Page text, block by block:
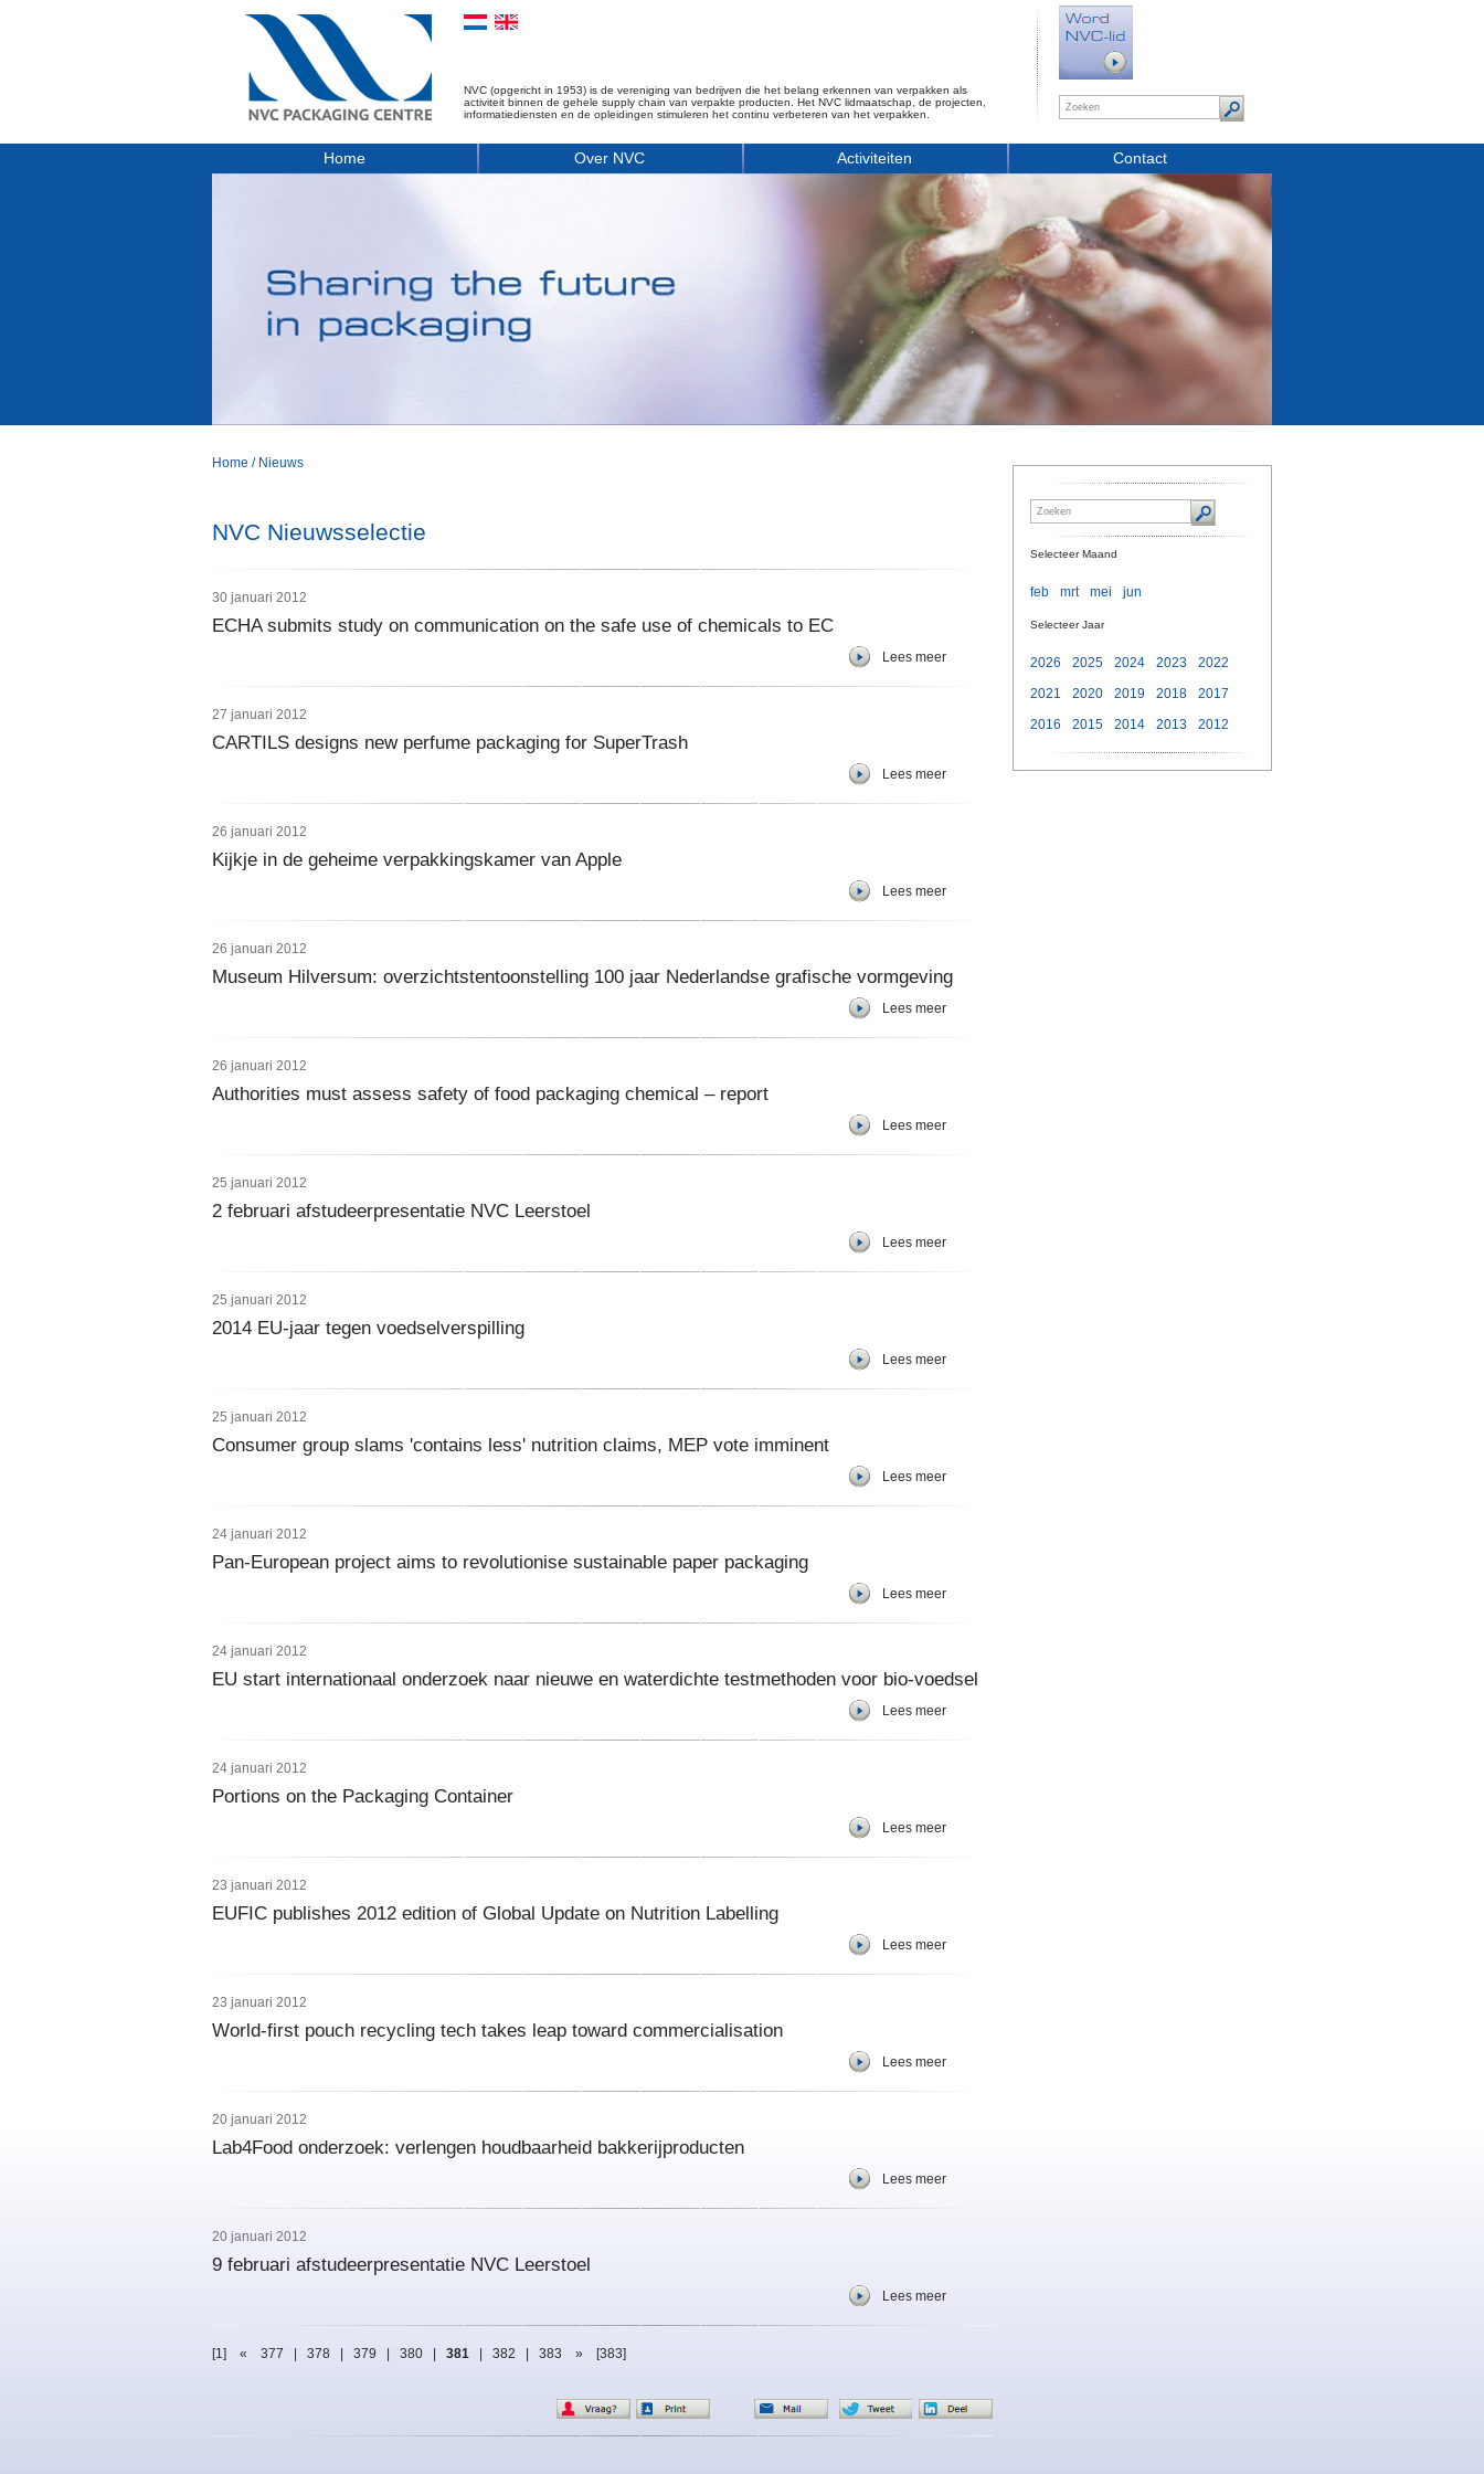
NVC (opgericht in 1953) is de vereniging van bedrijven die het belang erkennen van verpakken als
activiteit binnen de gehele supply chain van verpakte producten. Het NVC lidmaatschap, de projecten,
informatiediensten en de opleidingen stimuleren het continu verbeteren van het verpakken.
Home Over NVC Activiteiten Contact
Home / Nieuws
NVC Nieuwsselectie
30 januari 2012
ECHA submits study on communication on the safe use of chemicals to EC
Lees meer
27 januari 2012
CARTILS designs new perfume packaging for SuperTrash
Lees meer
26 januari 2012
Kijkje in de geheime verpakkingskamer van Apple
Lees meer
26 januari 2012
Museum Hilversum: overzichtstentoonstelling 100 jaar Nederlandse grafische vormgeving
Lees meer
26 januari 2012
Authorities must assess safety of food packaging chemical – report
Lees meer
25 januari 2012
2 februari afstudeerpresentatie NVC Leerstoel
Lees meer
25 januari 2012
2014 EU-jaar tegen voedselverspilling
Lees meer
25 januari 2012
Consumer group slams 'contains less' nutrition claims, MEP vote imminent
Lees meer
24 januari 2012
Pan-European project aims to revolutionise sustainable paper packaging
Lees meer
24 januari 2012
EU start internationaal onderzoek naar nieuwe en waterdichte testmethoden voor bio-voedsel
Lees meer
24 januari 2012
Portions on the Packaging Container
Lees meer
23 januari 2012
EUFIC publishes 2012 edition of Global Update on Nutrition Labelling
Lees meer
23 januari 2012
World-first pouch recycling tech takes leap toward commercialisation
Lees meer
20 januari 2012
Lab4Food onderzoek: verlengen houdbaarheid bakkerijproducten
Lees meer
20 januari 2012
9 februari afstudeerpresentatie NVC Leerstoel
Lees meer
[1] « 377 378 379 380 381 382 383 » [383]
Selecteer Maand
feb mrt mei jun
Selecteer Jaar
2026 2025 2024 2023
2022
2021
2020 2019 2018
2017
2016
2015 2014 2013 2012